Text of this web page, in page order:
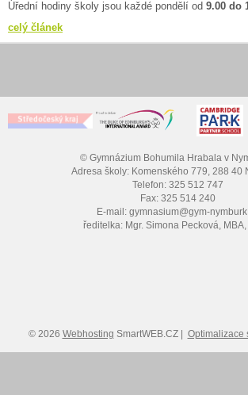
Úřední hodiny školy jsou každé pondělí od 9.00 do
celý článek
© Gymnázium Bohumila Hrabala v
Adresa školy: Komenského 779, 288 40
Telefon: 325 512 747
Fax: 325 514 240
E-mail: gymnasium@gym-
ředitelka: Mgr. Simona Pecková, MBA,
© 2026 Webhosting SmartWEB.CZ | Optimalizace